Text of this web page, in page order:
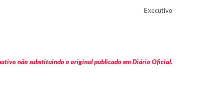
Executivo
não substituindo o original publicado em Diário Oficial.